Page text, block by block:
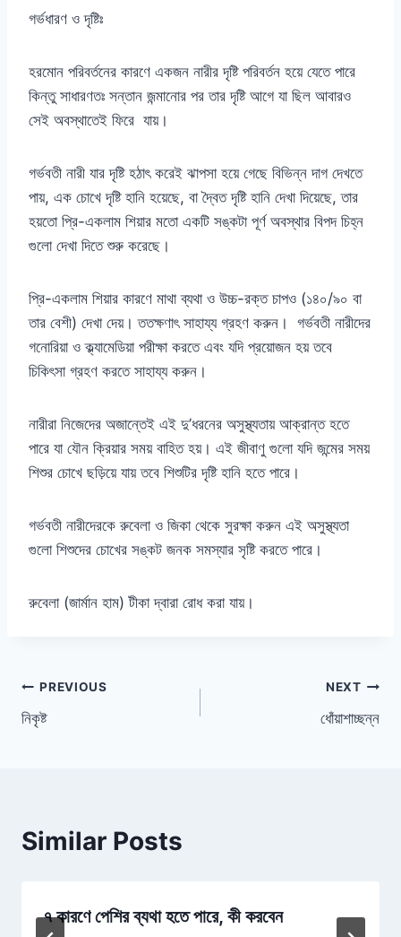
গর্ভধারণ ও দৃষ্টিঃ
হরমোন পরিবর্তনের কারণে একজন নারীর দৃষ্টি পরিবর্তন হয়ে যেতে পারে
কিন্তু সাধারণতঃ সন্তান জন্মানোর পর তার দৃষ্টি আগে যা ছিল আবারও
সেই অবস্থাতেই ফিরে যায়।
গর্ভবতী নারী যার দৃষ্টি হঠাৎ করেই ঝাপসা হয়ে গেছে বিভিন্ন দাগ দেখতে
পায়, এক চোখে দৃষ্টি হানি হয়েছে, বা দ্বৈত দৃষ্টি হানি দেখা দিয়েছে, তার
হয়তো প্রি-একলাম শিয়ার মতো একটি সঙ্কটা পূর্ণ অবস্থার বিপদ চিহ্ন
গুলো দেখা দিতে শুরু করেছে।
প্রি-একলাম শিয়ার কারণে মাথা ব্যথা ও উচ্চ-রক্ত চাপও (১৪০/৯০ বা
তার বেশী) দেখা দেয়। ততক্ষণাৎ সাহায্য গ্রহণ করুন। গর্ভবতী নারীদের
গনোরিয়া ও ক্ল্যামেডিয়া পরীক্ষা করতে এবং যদি প্রয়োজন হয় তবে
চিকিৎসা গ্রহণ করতে সাহায্য করুন।
নারীরা নিজেদের অজান্তেই এই দু’ধরনের অসুস্থ্যতায় আক্রান্ত হতে
পারে যা যৌন ক্রিয়ার সময় বাহিত হয়। এই জীবাণু গুলো যদি জন্মের সময়
শিশুর চোখে ছড়িয়ে যায় তবে শিশুটির দৃষ্টি হানি হতে পারে।
গর্ভবতী নারীদেরকে রুবেলা ও জিকা থেকে সুরক্ষা করুন এই অসুস্থ্যতা
গুলো শিশুদের চোখের সঙ্কট জনক সমস্যার সৃষ্টি করতে পারে।
রুবেলা (জার্মান হাম) টীকা দ্বারা রোধ করা যায়।
Post
navigation
PREVIOUS
নিকৃষ্ট
NEXT
ধোঁয়াশাচ্ছন্ন
Similar Posts
৭ কারণে পেশির ব্যথা হতে পারে, কী করবেন